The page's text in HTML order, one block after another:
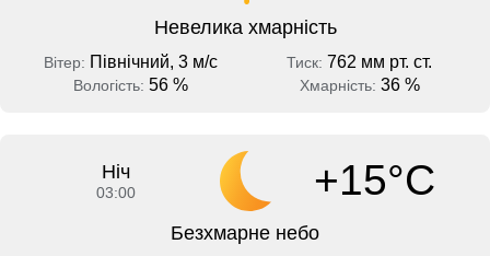
Невелика хмарність
Вітер: Північний, 3 м/с Тиск: 762 мм рт. ст.
Вологість: 56 % Хмарність: 36 %
Ніч
03:00 +15°C
Безхмарне небо